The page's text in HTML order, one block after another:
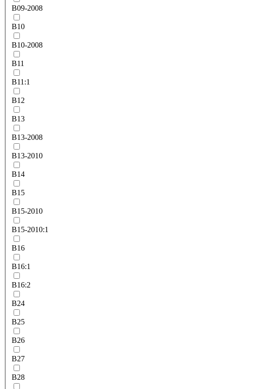
B09-2008
B10
B10-2008
B11
B11:1
B12
B13
B13-2008
B13-2010
B14
B15
B15-2010
B15-2010:1
B16
B16:1
B16:2
B24
B25
B26
B27
B28